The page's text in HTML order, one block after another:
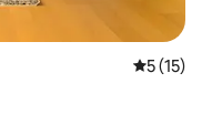
從 15 則
5 (15)